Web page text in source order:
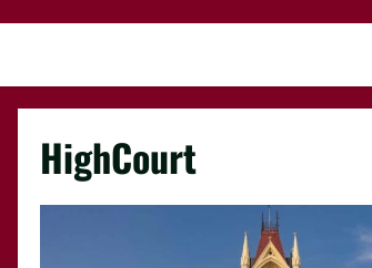
HighCourt